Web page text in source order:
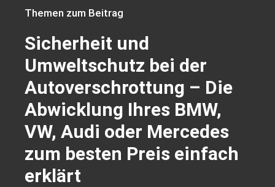
Themen zum Beitrag
Sicherheit und
Umweltschutz bei der
Autoverschrottung – Die
Abwicklung Ihres BMW,
VW, Audi oder Mercedes
zum besten Preis einfach
erklärt